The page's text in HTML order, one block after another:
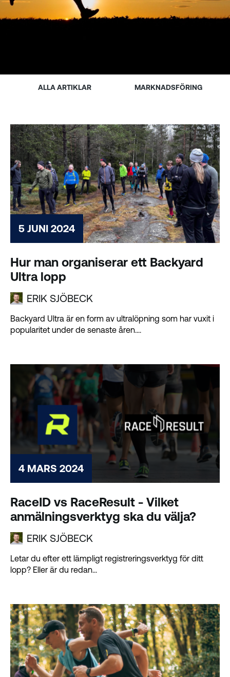
ALLA ARTIKLAR MARKNADSFÖRING
5 JUNI 2024
Hur man organiserar ett Backyard
Ultra lopp
ERIK SJÖBECK
Backyard Ultra är en form av ultralöpning som har vuxit i
popularitet under de senaste åren....
4 MARS 2024
RaceID vs RaceResult - Vilket
anmälningsverktyg ska du välja?
ERIK SJÖBECK
Letar du efter ett lämpligt registreringsverktyg för ditt
lopp? Eller är du redan...